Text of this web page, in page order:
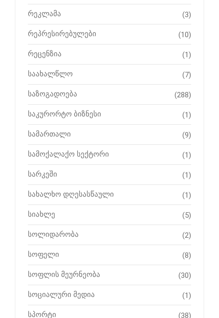
რეკლამა (3)
რეპრესირებულები (10)
რეცენზია (1)
საახალწლო (7)
საზოგადოება (288)
საკურორტო ბიზნესი (1)
სამართალი (9)
სამოქალაქო სექტორი (1)
სარკეში (1)
სახალხო დღესასწაული (1)
სიახლე (5)
სოლიდარობა (2)
სოფელი (8)
სოფლის მეურნეობა (30)
სოციალური მედია (1)
სპორტი (38)